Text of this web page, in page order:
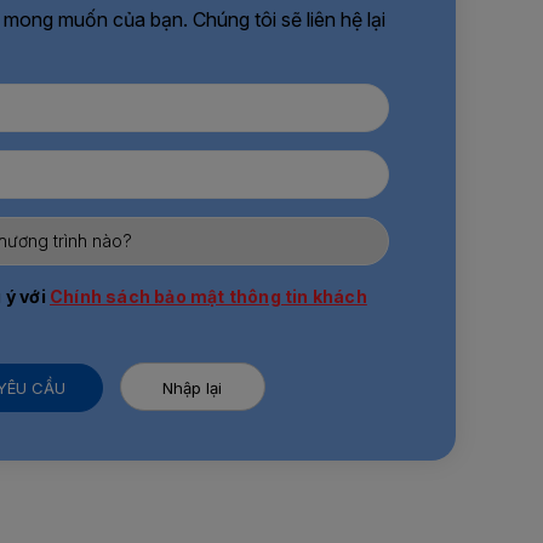
muốn của bạn. Chúng tôi sẽ liên hệ lại
ý với Chính sách bảo mật thông tin khách
CẦU Nhập lại